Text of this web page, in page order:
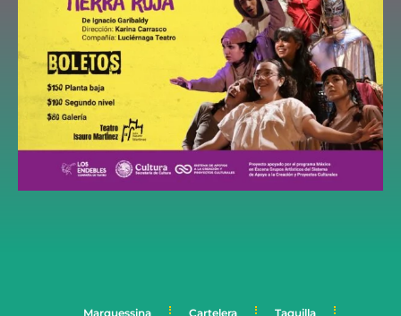
Marquessina Cartelera Taquilla